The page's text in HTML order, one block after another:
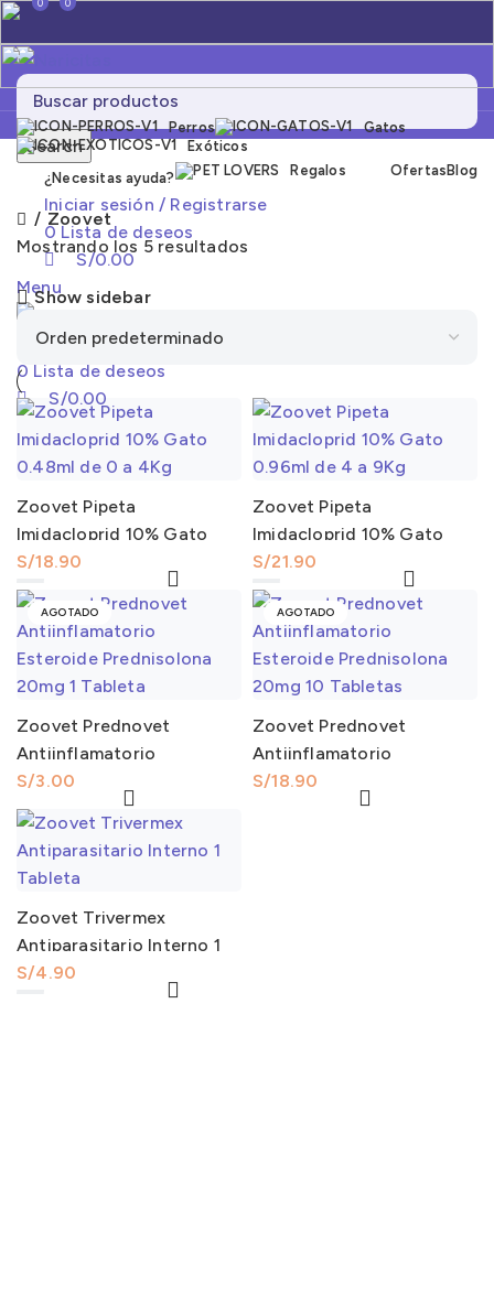
Search
¿Necesitas ayuda?
Iniciar sesión / Registrarse
0Lista de deseos
0
S/0.00
Menu
Search
0 Lista de deseos
0
S/0.00
Perros
Gatos
Exóticos
Regalos
Ofertas Blog
Zoovet
Mostrando los 5 resultados
Show sidebar
Zoovet Pipeta
Imidacloprid 10% Gato
0.48ml de 0 a 4Kg
S/18.90
Zoovet Pipeta
Imidacloprid 10% Gato
0.96ml de 4 a 9Kg
S/21.90
AGOTADO
Zoovet Prednovet
Antiinflamatorio
Esteroide Prednisolona
20mg 1 Tableta
S/3.00
AGOTADO
Zoovet Prednovet
Antiinflamatorio
Esteroide Prednisolona
20mg 10 Tabletas
S/18.90
Zoovet Trivermex
Antiparasitario Interno 1
Tableta
S/4.90